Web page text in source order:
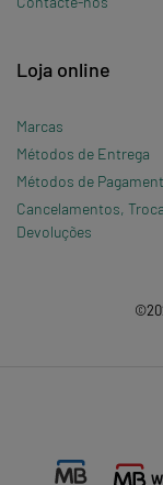
Loja online
Marcas
Métodos de Entrega
Métodos de
Cancelamentos,
Devoluções